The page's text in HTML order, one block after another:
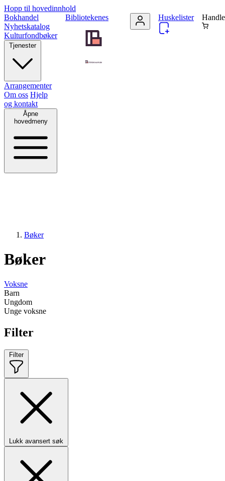
Hopp til hovedinnhold
Bibliotekenes
Bokhandel
Nyhetskatalog
Kulturfondbøker
Tjenester
Arrangementer
Om oss Hjelp
og kontakt
Åpne
hovedmeny
Huskelister
Bøker
Bøker
Voksne
Barn
Ungdom
Unge voksne
Filter
Filter
Lukk avansert søk